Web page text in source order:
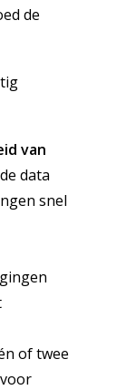
de
van
data
snel
of twee